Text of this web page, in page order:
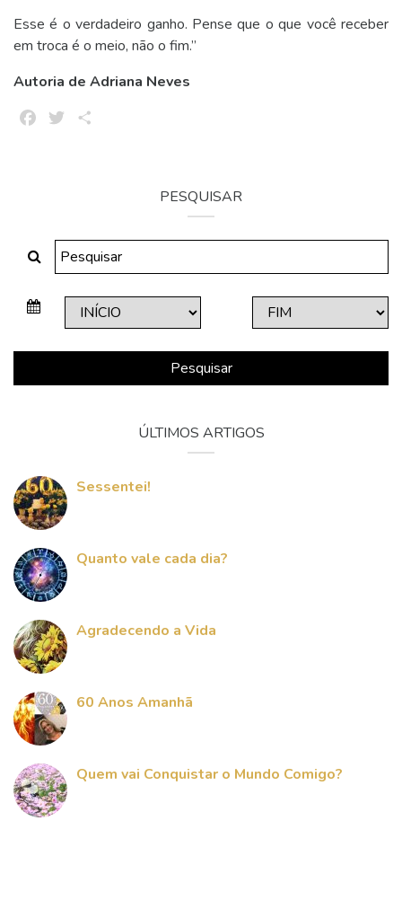
Esse é o verdadeiro ganho. Pense que o que você receber
em troca é o meio, não o fim.”
Autoria de Adriana Neves
FacebookTwitter
PESQUISAR
Pesquisar
ÚLTIMOS ARTIGOS
Sessentei!
Quanto vale cada dia?
Agradecendo a Vida
60 Anos Amanhã
Quem vai Conquistar o Mundo Comigo?